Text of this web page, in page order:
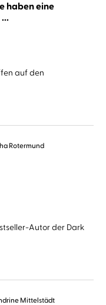
haben eine
Abmachung – ...
auf den
Rotermund
Autor der Dark
Mittelstädt